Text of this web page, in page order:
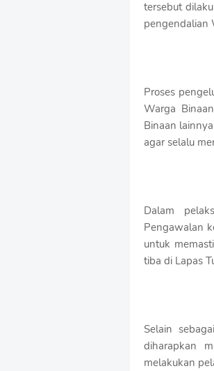
tersebut
pengendalian
Proses
Warga
Binaan
agar selalu
Dalam
Pengawalan
untuk
tiba di Lapas
Selain
diharapkan
melakukan
o
f
p
l
a
t
e